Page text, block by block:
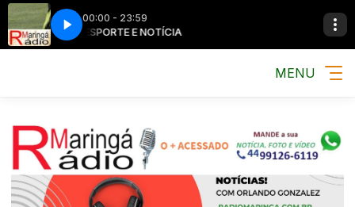
00:00 - 23:59
MÚSICA, ESPORTE E NOTÍCIA MÚSICA,
MENU